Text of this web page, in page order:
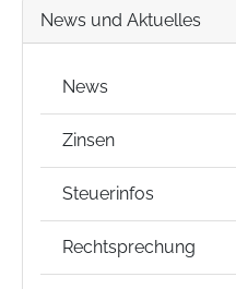
News und Aktuelles
News
Zinsen
Steuerinfos
Rechtsprechung